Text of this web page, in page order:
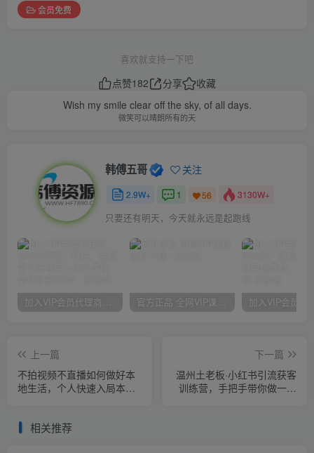
会员免费
喜欢就支持一下吧
点赞182 分享
收藏
Wish my smile clear off the sky, of all days.
微笑可以晴朗所有的天
韩傅五哥 关注
2.9W+ 1 56 3130W+
只要还有明天，今天就永远是起跑线
加入VIP会员代理商，享90%的推广提成，免费学习多种网上创业课程，菜鸟秒变大神！ 官方正品 全网VIP课程 无损下载~
上一篇
不拍视频不直播如何做好本
地生活，个人快速入局本地
下一篇
温州土老板·小红书引流获客
训练营，手把手带你做一个
相关推荐